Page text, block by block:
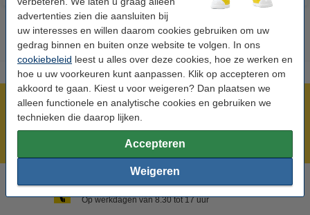
advertenties zien die aansluiten bij
uw interesses en willen daarom cookies gebruiken om uw
gedrag binnen en buiten onze website te volgen. In ons
cookiebeleid leest u alles over deze cookies, hoe ze werken en
hoe u uw voorkeuren kunt aanpassen. Klik op accepteren om
akkoord te gaan. Kiest u voor weigeren? Dan plaatsen we
alleen functionele en analytische cookies en gebruiken we
technieken die daarop lijken.
Accepteren
Weigeren
Meer dan 5 miljoen klanten!
Voor 22.00 uur besteld, morgen in huis!
Op werkdagen van 8.30 tot 17 uur